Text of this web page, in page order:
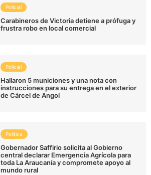
Policial
Carabineros de Victoria detiene a prófuga y
frustra robo en local comercial
Policial
Hallaron 5 municiones y una nota con
instrucciones para su entrega en el exterior
de Cárcel de Angol
Política
Gobernador Saffirio solicita al Gobierno
central declarar Emergencia Agrícola para
toda La Araucanía y compromete apoyo al
mundo rural